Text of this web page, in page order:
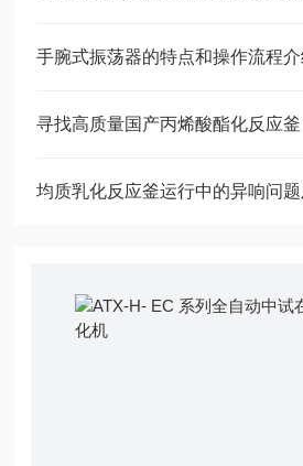
手腕式振荡器的特点和操作流程介
均质乳化反应釜运行中的异响问